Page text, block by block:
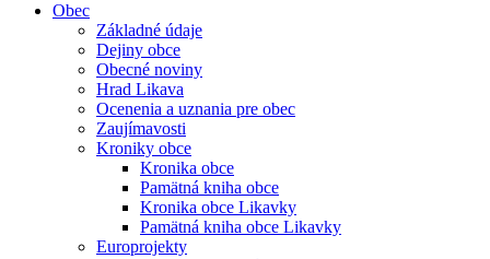
Obec
Základné údaje
Dejiny obce
Obecné noviny
Hrad Likava
Ocenenia a uznania pre obec
Zaujímavosti
Kroniky obce
Kronika obce
Pamätná kniha obce
Kronika obce Likavky
Pamätná kniha obce Likavky
Europrojekty